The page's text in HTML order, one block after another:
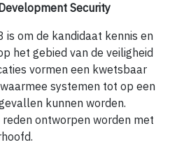
Security
is om de kandidaat kennis en
het gebied van de veiligheid
vormen een kwetsbaar
systemen tot op een
kunnen worden.
ontworpen worden met